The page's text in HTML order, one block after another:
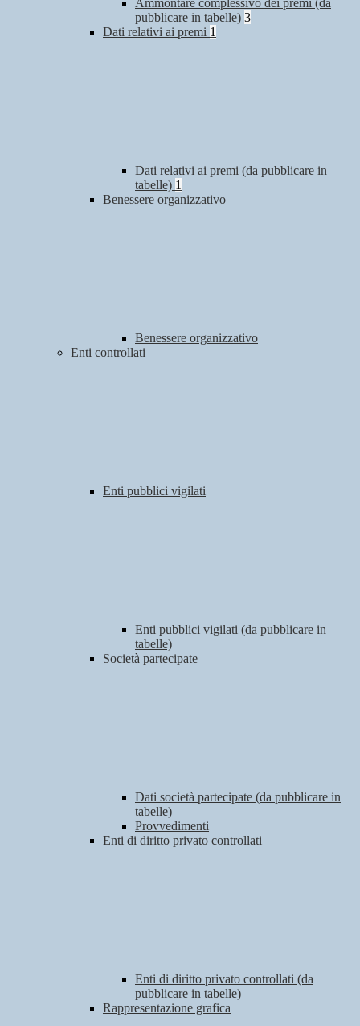
Ammontare complessivo dei premi (da
pubblicare in tabelle) 3
Dati relativi ai premi 1
Dati relativi ai premi (da pubblicare in
tabelle) 1
Benessere organizzativo
Benessere organizzativo
Enti controllati
Enti pubblici vigilati
Enti pubblici vigilati (da pubblicare in
tabelle)
Società partecipate
Dati società partecipate (da pubblicare in
tabelle)
Provvedimenti
Enti di diritto privato controllati
Enti di diritto privato controllati (da
pubblicare in tabelle)
Rappresentazione grafica